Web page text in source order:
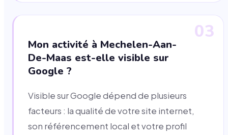
03
Mon activité à Mechelen-Aan-
De-Maas est-elle visible sur
Google ?
Visible sur Google dépend de plusieurs
facteurs : la qualité de votre site internet,
son référencement local et votre profil